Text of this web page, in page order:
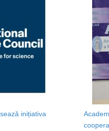
inițiativa